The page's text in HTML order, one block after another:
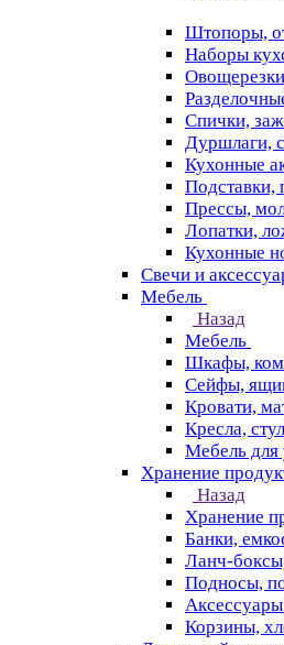
Штопоры,
Наборы
Спички,
Дуршлаги,
Кухонные
Подставки,
Прессы,
Лопатки,
Кухонные
Свечи и
Мебель
Назад
Мебель
Шкафы,
Сейфы,
Кровати,
Кресла,
Мебель для
Хранение
Назад
Хранение
Банки,
Ланч-
Подносы,
Корзины,